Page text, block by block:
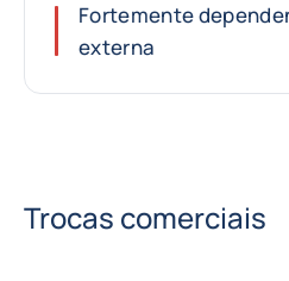
Fortemente
externa
Trocas comerciais